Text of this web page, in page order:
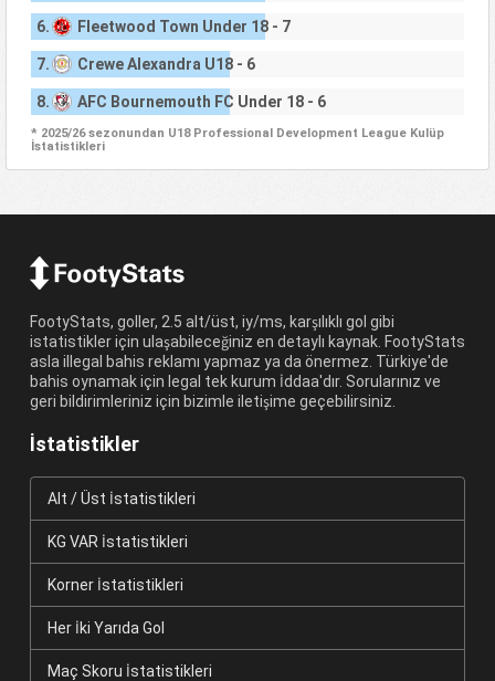
6. Fleetwood Town Under 18 - 7
7. Crewe Alexandra U18 - 6
8. AFC Bournemouth FC Under 18 - 6
* 2025/26 sezonundan U18 Professional Development League Kulüp
İstatistikleri
FootyStats, goller, 2.5 alt/üst, iy/ms, karşılıklı gol gibi
istatistikler için ulaşabileceğiniz en detaylı kaynak. FootyStats
asla illegal bahis reklamı yapmaz ya da önermez. Türkiye'de
bahis oynamak için legal tek kurum İddaa'dır. Sorularınız ve
geri bildirimleriniz için bizimle iletişime geçebilirsiniz.
İstatistikler
Alt / Üst İstatistikleri
KG VAR İstatistikleri
Korner İstatistikleri
Her İki Yarıda Gol
Maç Skoru İstatistikleri